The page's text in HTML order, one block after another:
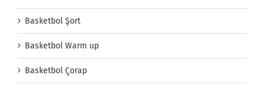
Basketbol Şort
Basketbol Warm up
Basketbol Çorap